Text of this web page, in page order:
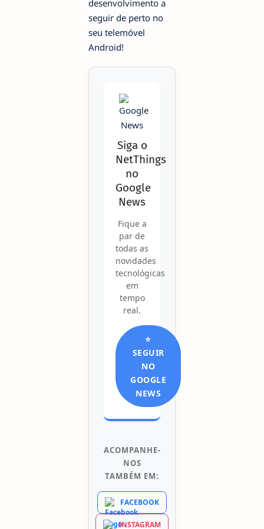
desenvolvimento a
seguir de perto no
seu telemóvel
Android!
Siga o
NetThings
no
Google
News
Fique a
par de
todas as
novidades
tecnológicas
em
tempo
real.
⭐
SEGUIR
NO
GOOGLE
NEWS
ACOMPANHE-
NOS
TAMBÉM EM:
FACEBOOK
INSTAGRAM